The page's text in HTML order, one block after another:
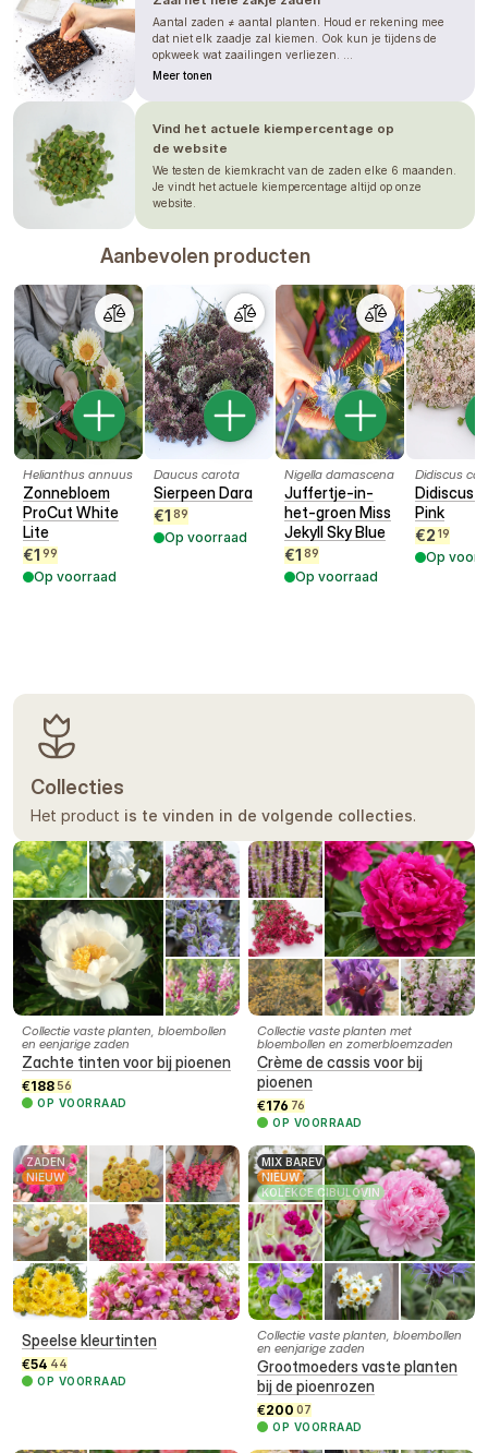
Aantal zaden ≠ aantal planten. Houd er rekening mee
dat niet elk zaadje zal kiemen. Ook kun je tijdens de
opkweek wat zaailingen verliezen. ...
Meer tonen
Vind het actuele kiempercentage op
de website
We testen de kiemkracht van de zaden elke 6 maanden.
Je vindt het actuele kiempercentage altijd op onze
website.
Aanbevolen producten
Helianthus annuus
Zonnebloem
ProCut White
Lite
€1 99
Op voorraad
Daucus carota
Sierpeen Dara
€1 89
Op voorraad
Nigella damascena
Juffertje-in-
het-groen Miss
Jekyll Sky Blue
€1 89
Op voorraad
Didiscus
Didiscus
Pink
€2 19
Op
Collecties
Het product is te vinden in de volgende collecties.
Collectie vaste planten, bloembollen
en eenjarige zaden
Zachte tinten voor bij pioenen
€188 56
OP VOORRAAD
Collectie vaste planten met
bloembollen en zomerbloemzaden
Crème de cassis voor bij
pioenen
€176 76
OP VOORRAAD
ZADEN
NIEUW
Speelse kleurtinten
€54 44
OP VOORRAAD
MIX BAREV
NIEUW
KOLEKCE CIBULOVIN
Collectie vaste planten, bloembollen
en eenjarige zaden
Grootmoeders vaste planten
bij de pioenrozen
€200 07
OP VOORRAAD